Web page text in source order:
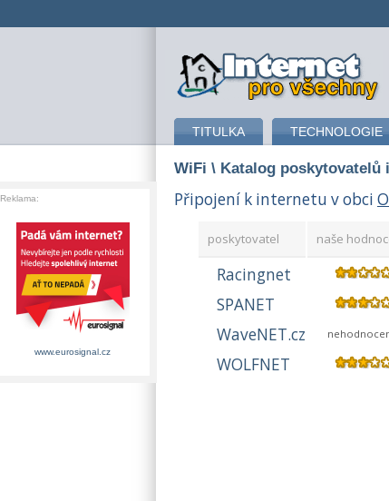
připojení k internetu
TITULKA TECHNOLOGIE
WiFi \ Katalog poskytovatelů
Připojení k internetu v obci
poskytovatel naše
Racingnet
SPANET
WaveNET.cz
WOLFNET
Reklama:
www.eurosignal.cz